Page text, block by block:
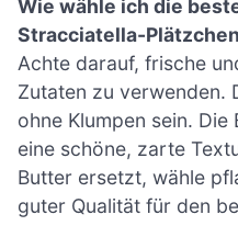
Wie wähle ich die
Stracciatella-
Achte darauf, frische
Zutaten zu verwenden.
ohne Klumpen sein.
eine schöne, zarte
Butter ersetzt, wähle
guter Qualität für den